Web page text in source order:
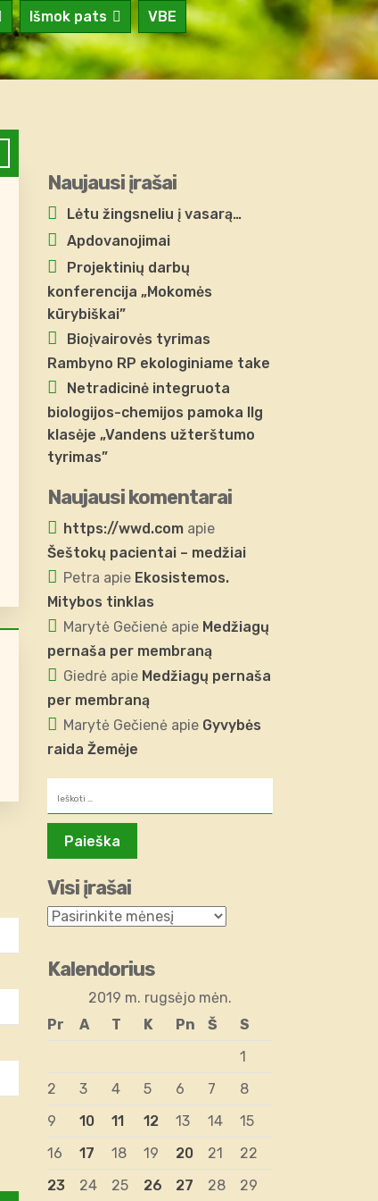
Išmok pats
VBE
Naujausi įrašai
Lėtu žingsneliu į vasarą…
Apdovanojimai
Projektinių darbų
konferencija „Mokomės
kūrybiškai”
Bioįvairovės tyrimas
Rambyno RP ekologiniame take
Netradicinė integruota
biologijos-chemijos pamoka IIg
klasėje „Vandens užterštumo
tyrimas”
Naujausi komentarai
https://wwd.com apie
Šeštokų pacientai – medžiai
Petra apie Ekosistemos.
Mitybos tinklas
Marytė Gečienė apie Medžiagų
pernaša per membraną
Giedrė apie Medžiagų pernaša
per membraną
Marytė Gečienė apie Gyvybės
raida Žemėje
Visi įrašai
Kalendorius
2019 m. rugsėjo mėn.
Pr
A T K Pn Š
S
1
2
3 4 5 6 7
8
9
10 11 12 13 14
15
16
17 18 19 20 21
22
23
24 25 26 27 28 29